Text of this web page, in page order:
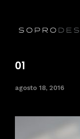
01
agosto 18, 2016